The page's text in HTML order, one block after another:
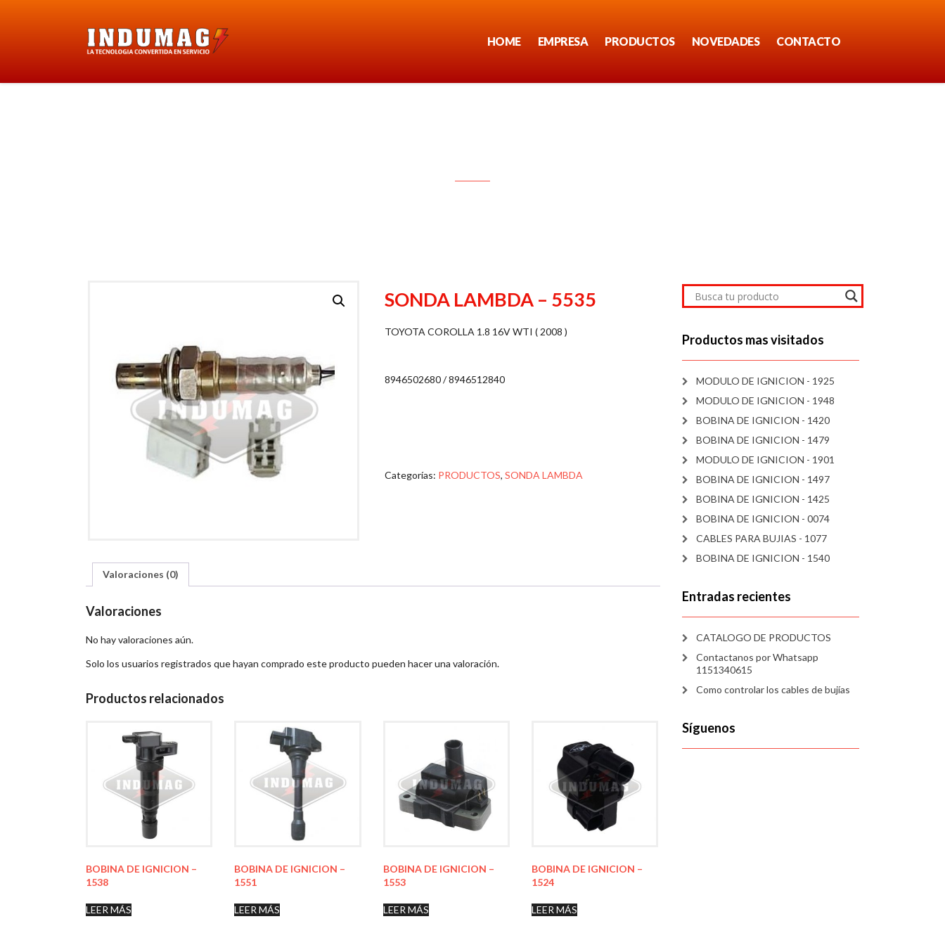
HOME EMPRESA PRODUCTOS NOVEDADES CONTACTO
SONDA LAMBDA – 5535
TOYOTA COROLLA 1.8 16V WTI ( 2008 )
8946502680 / 8946512840
Categorías: PRODUCTOS,SONDA LAMBDA
Valoraciones (0)
Valoraciones
No hay valoraciones aún.
Solo los usuarios registrados que hayan comprado este producto pueden hacer una valoración.
Productos relacionados
BOBINA DE IGNICION –
1538
LEER MÁS
BOBINA DE IGNICION –
1551
LEER MÁS
BOBINA DE IGNICION –
1553
LEER MÁS
BOBINA DE IGNICION –
1524
LEER MÁS
Productos mas visitados
MODULO DE IGNICION - 1925
MODULO DE IGNICION - 1948
BOBINA DE IGNICION - 1420
BOBINA DE IGNICION - 1479
MODULO DE IGNICION - 1901
BOBINA DE IGNICION - 1497
BOBINA DE IGNICION - 1425
BOBINA DE IGNICION - 0074
CABLES PARA BUJIAS - 1077
BOBINA DE IGNICION - 1540
Entradas recientes
CATALOGO DE PRODUCTOS
Contactanos por Whatsapp
1151340615
Como controlar los cables de bujías
Síguenos